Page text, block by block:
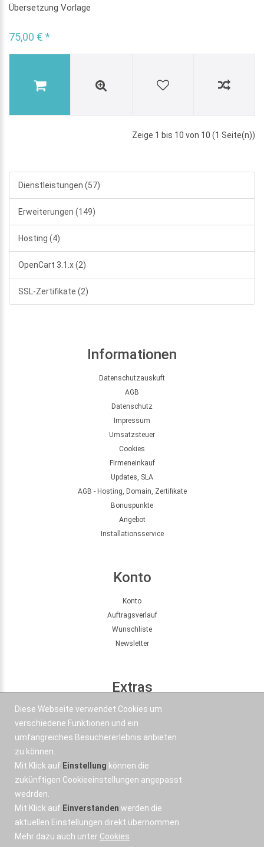
Übersetzung Vorlage
75,00 € *
Zeige 1 bis 10 von 10 (1 Seite(n))
Dienstleistungen (57)
Erweiterungen (149)
Hosting (4)
OpenCart 3.1.x (2)
SSL-Zertifikate (2)
Informationen
Datenschutzauskuft
AGB
Datenschutz
Impressum
Umsatzsteuer
Cookies
Firmeneinkauf
Updates, SLA
AGB - Hosting, Domain, Zertifikate
Bonuspunkte
Angebot
Installationsservice
Konto
Konto
Auftragsverlauf
Wunschliste
Newsletter
Extras
Seitenübersicht
Partner
Angebote
Kontakt
+43 664 577 1 888
Email
Diese Webseite verwendet Cookies um
verschiedene Funktionen und ein
umfangreiches Besuchererlebnis anbieten
zu können.
Mit Klick auf Einstellung können die
zukünftigen Cookieeinstellungen angepasst
wedrden.
Mit Klick auf Einverstanden werden die
aktuellen Einstellungen direkt übernommen.
Mehr dazu auch unter Cookies